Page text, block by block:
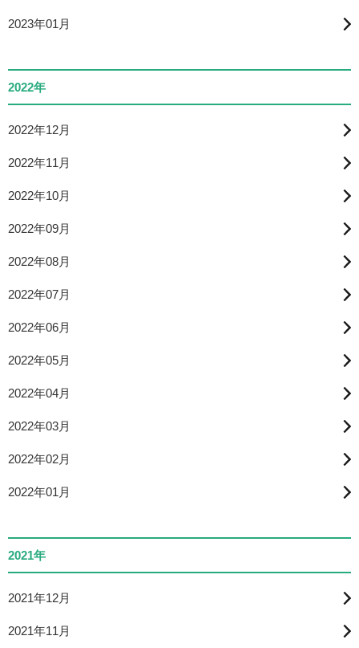
2023年01月
2022年
2022年12月
2022年11月
2022年10月
2022年09月
2022年08月
2022年07月
2022年06月
2022年05月
2022年04月
2022年03月
2022年02月
2022年01月
2021年
2021年12月
2021年11月